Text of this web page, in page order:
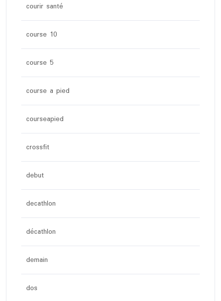
courir santé
course 10
course 5
course a pied
courseapied
crossfit
debut
decathlon
décathlon
demain
dos